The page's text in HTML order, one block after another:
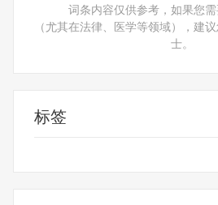
词条内容仅供参考，如果您
（尤其在法律、医学等领域），建
士。
标签